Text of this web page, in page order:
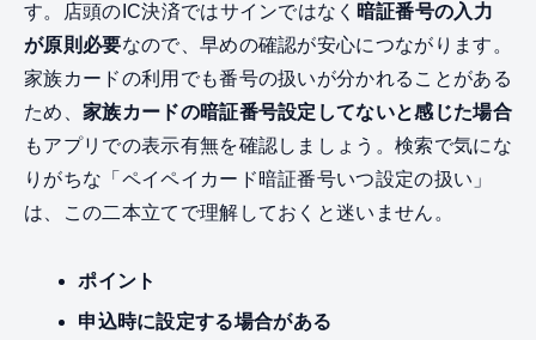
す。店頭のIC決済ではサインではなく 暗証番号の入力
が原則必要なので、早めの確認が安心につながります。
家族カードの利用でも番号の扱いが分かれることがある
ため、 家族カードの暗証番号設定してないと感じた場合
もアプリでの表示有無を確認しましょう。検索で気にな
りがちな「ペイペイカード暗証番号いつ設定の扱い」
は、この二本立てで理解しておくと迷いません。
ポイント
申込時に設定する場合がある